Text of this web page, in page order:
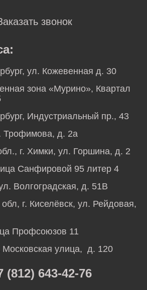
звонок
ул. Кожевенная д. 30
зона «Мурино», Квартал
Индустриальный пр., 43
Трофимова, д. 2а
г. Химки, ул. Горшина, д. 2
Санфировой 95 литер 4
Волгоградская, д. 51В
г. Киселёвск, ул. Рейдовая,
Профсоюзов 11
Московская улица, д. 120
(812) 643-42-76